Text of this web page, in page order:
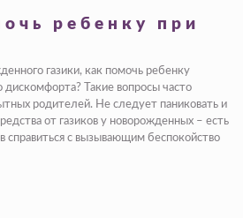
ребенку при
газики, как помочь ребенку
дискомфорта? Такие вопросы часто
родителей. Не следует паниковать и
от газиков у новорожденных – есть
справиться с вызывающим беспокойство